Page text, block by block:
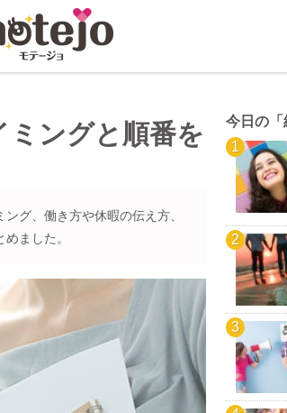
ミングと順番を
グ、働き方や休暇の伝え方、
ました。
今日の「